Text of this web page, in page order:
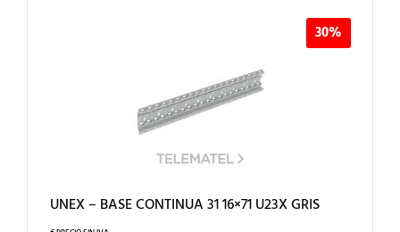
30%
UNEX – BASE CONTINUA 31 16×71 U23X GRIS